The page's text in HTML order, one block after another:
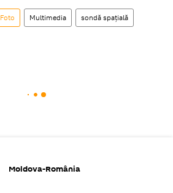
Foto Multimedia sondă spațială
Moldova-România